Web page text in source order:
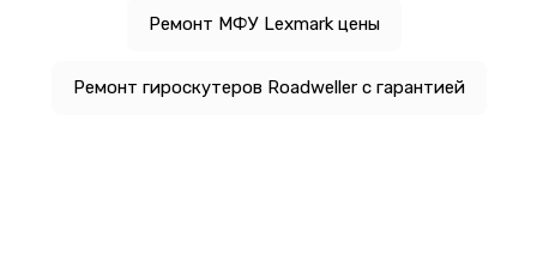
Ремонт МФУ Lexmark цены
Ремонт гироскутеров Roadweller с гарантией